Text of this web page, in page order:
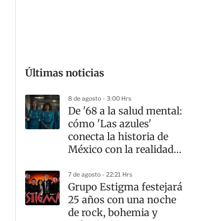
Últimas noticias
8 de agosto - 3:00 Hrs
De '68 a la salud mental:
cómo 'Las azules'
conecta la historia de
México con la realidad
7 de agosto - 22:21 Hrs
Grupo Estigma festejará
25 años con una noche
de rock, bohemia y